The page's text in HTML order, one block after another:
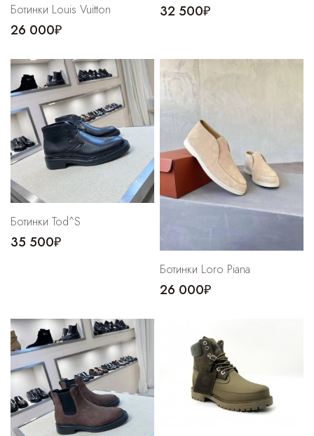
Ботинки Louis Vuitton
26 000₽
32 500₽
Ботинки Tod^S
35 500₽
Ботинки Loro Piana
26 000₽